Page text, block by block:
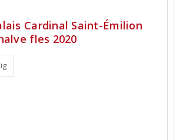
Cardinal Saint-Émilion
fles 2020